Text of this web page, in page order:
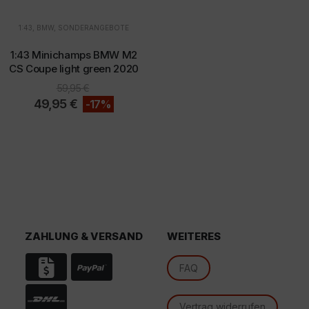
1:43 BMW, SONDERANGEBOTE
1:43 Minichamps BMW M2
CS Coupe light green 2020
59,95€
49,95 € -17%
ZAHLUNG & VERSAND WEITERES
FAQ
Vertrag widerrufen